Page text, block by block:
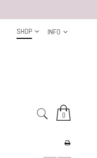
SHOP INFO
0